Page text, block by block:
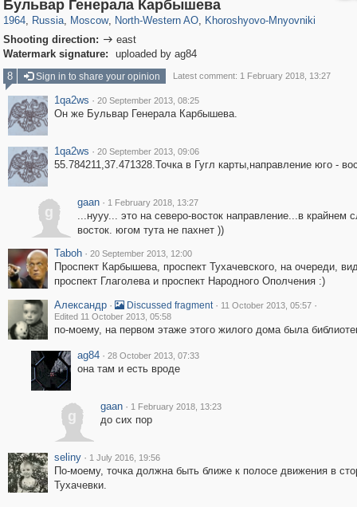
Бульвар Генерала Карбышева
1964, Russia, Moscow, North-Western AO, Khoroshyovo-Mnyovniki
Shooting direction:  east
Watermark signature:
uploaded by ag84
8
Sign in to share your opinion Latest comment: 1 February 2018, 13:27
1qa2ws · 20 September 2013, 08:25
Он же Бульвар Генерала Карбышева.
1qa2ws · 20 September 2013, 09:06
55.784211,37.471328.Точка в Гугл карты,направление юго -
g
gaan · 1 February 2018, 13:27
...нууу... это на северо-восток направление...в крайнем
восток. югом тута не пахнет ))
Taboh · 20 September 2013, 12:00
Проспект Карбышева, проспект Тухачевского, на очереди,
проспект Глаголева и проспект Народного Ополчения :)
Александр · Discussed fragment · 11 October 2013, 05:57 ·
Edited 11 October 2013, 05:58
по-моему, на первом этаже этого жилого дома была
ag84 · 28 October 2013, 07:33
она там и есть вроде
g
gaan · 1 February 2018, 13:23
до сих пор
seliny · 1 July 2016, 19:56
По-моему, точка должна быть ближе к полосе движения в
Тухачевки.